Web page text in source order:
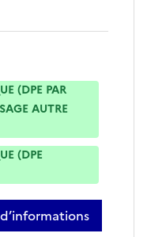
(DPE PAR
AUTRE
(DPE
chapoulie